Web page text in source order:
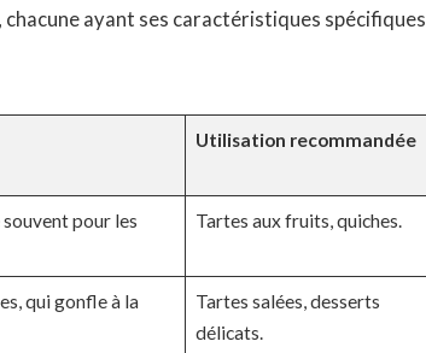
ayant ses caractéristiques spécifiques
Utilisation recommandée
pour les
Tartes aux fruits, quiches.
qui gonfle à la
Tartes salées, desserts
délicats.